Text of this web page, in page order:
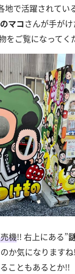
地で活躍されてい
マコさんが手が
をご覧になってく
機!! 右上にある”
か気になります
こともあるとか!!